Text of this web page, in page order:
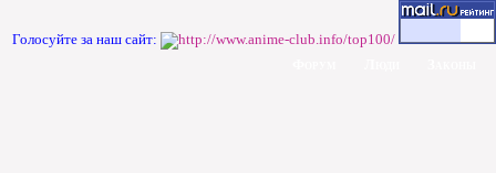
Голосуйте за наш сайт: